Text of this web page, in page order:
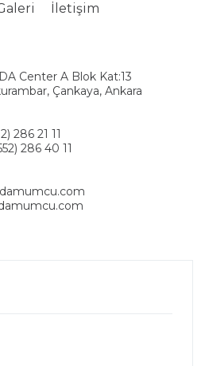
İletişim
Center A Blok Kat:13
Çankaya, Ankara
286 21 11
286 40 11